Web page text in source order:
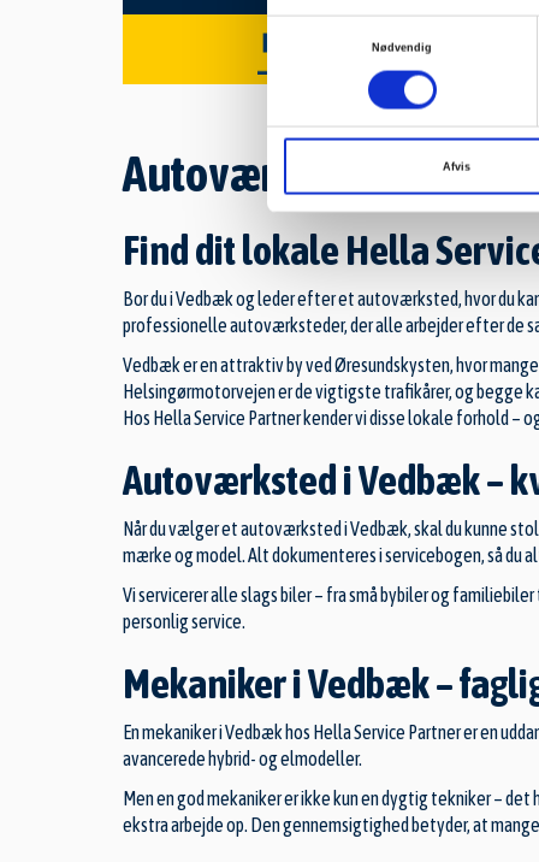
Nødvendig
Afvis
Autoværksted Vedbæk
Find dit lokale Hella
Bor du i Vedbæk og leder efter et autoværksted, hvor du
professionelle autoværksteder, der alle arbejder efter de
Vedbæk er en attraktiv by ved Øresundskysten, hvor
Helsingørmotorvejen er de vigtigste trafikårer, og begge
Hos Hella Service Partner kender vi disse lokale forhold –
Autoværksted i Vedbæk –
Når du vælger et autoværksted i Vedbæk, skal du kunne
mærke og model. Alt dokumenteres i servicebogen, så du
Vi servicerer alle slags biler – fra små bybiler og
personlig service.
Mekaniker i Vedbæk –
En mekaniker i Vedbæk hos Hella Service Partner er en
avancerede hybrid- og elmodeller.
Men en god mekaniker er ikke kun en dygtig tekniker –
ekstra arbejde op. Den gennemsigtighed betyder, at